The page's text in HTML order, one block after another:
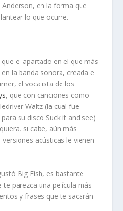
Anderson, en la forma que
lo que ocurre.
el apartado en el que más
la banda sonora, creada e
el vocalista de los
, que con canciones como
Waltz (la cual fue
su disco Suck it and see)
si cabe, aún más
acústicas le vienen
Big Fish, es bastante
te parezca una película más
y frases que te sacarán